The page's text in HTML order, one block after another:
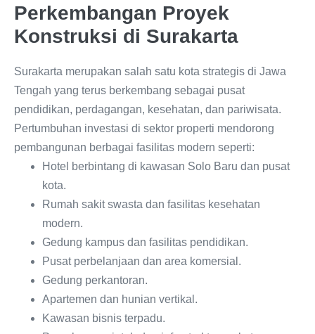
Perkembangan Proyek
Konstruksi di Surakarta
Surakarta merupakan salah satu kota strategis di Jawa
Tengah yang terus berkembang sebagai pusat
pendidikan, perdagangan, kesehatan, dan pariwisata.
Pertumbuhan investasi di sektor properti mendorong
pembangunan berbagai fasilitas modern seperti:
Hotel berbintang di kawasan Solo Baru dan pusat
kota.
Rumah sakit swasta dan fasilitas kesehatan
modern.
Gedung kampus dan fasilitas pendidikan.
Pusat perbelanjaan dan area komersial.
Gedung perkantoran.
Apartemen dan hunian vertikal.
Kawasan bisnis terpadu.